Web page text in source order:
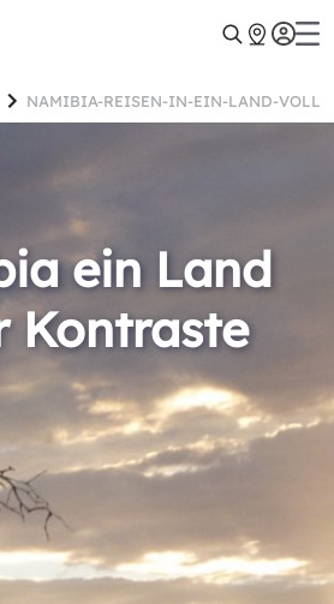
NAMIBIA-REISEN-IN-EIN-LAND-
ein Land
Kontraste